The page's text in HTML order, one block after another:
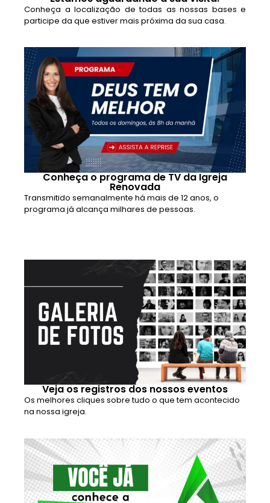
Conheça a localização de todas as nossas bases e
participe da que estiver mais próxima da sua casa.
Conheça o programa de TV da Igreja
Renovada
Transmitido semanalmente há mais de 12 anos, o
programa já alcança milhares de pessoas.
Veja os registros dos nossos eventos
Os melhores cliques sobre tudo o que tem acontecido
na nossa igreja.